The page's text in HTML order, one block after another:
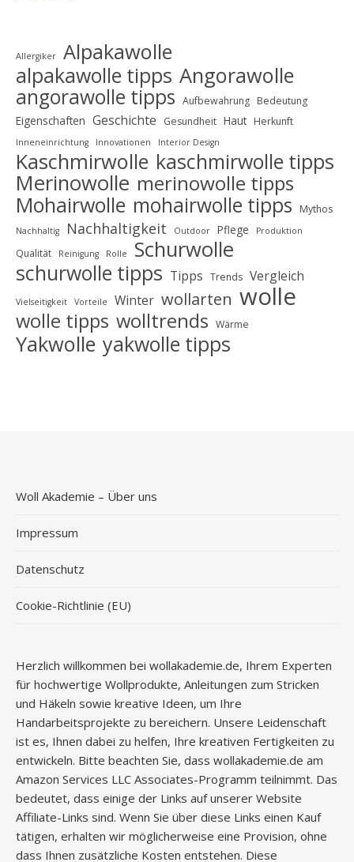
Allergiker
Alpakawolle
alpakawolle tipps Angorawolle
angorawolle tipps Aufbewahrung Bedeutung
Eigenschaften Geschichte Gesundheit Haut Herkunft
Inneneinrichtung Innovationen Interior Design
Kaschmirwolle kaschmirwolle tipps
Merinowolle merinowolle tipps
Mohairwolle mohairwolle tipps Mythos
Nachhaltig Nachhaltigkeit Outdoor Pflege Produktion
Qualität Reinigung Rolle Schurwolle
schurwolle tipps Tipps Trends Vergleich
Vielseitigkeit Vorteile Winter wollarten wolle
wolle tipps wolltrends Wärme
Yakwolle yakwolle tipps
Woll Akademie – Über uns
Impressum
Datenschutz
Cookie-Richtlinie (EU)
Herzlich willkommen bei wollakademie.de, Ihrem Experten
für hochwertige Wollprodukte, Anleitungen zum Stricken
und Häkeln sowie kreative Ideen, um Ihre
Handarbeitsprojekte zu bereichern. Unsere Leidenschaft
ist es, Ihnen dabei zu helfen, Ihre kreativen Fertigkeiten zu
entwickeln. Bitte beachten Sie, dass wollakademie.de am
Amazon Services LLC Associates-Programm teilnimmt. Das
bedeutet, dass einige der Links auf unserer Website
Affiliate-Links sind. Wenn Sie über diese Links einen Kauf
tätigen, erhalten wir möglicherweise eine Provision, ohne
dass Ihnen zusätzliche Kosten entstehen. Diese